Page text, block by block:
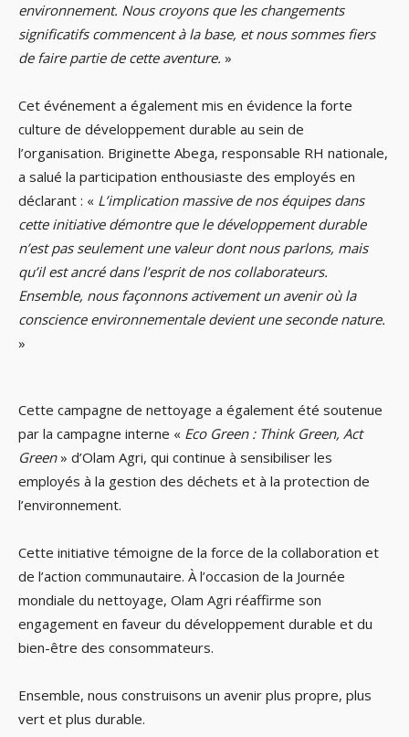
environnement. Nous croyons que les changements
significatifs commencent à la base, et nous sommes fiers
de faire partie de cette aventure. »
Cet événement a également mis en évidence la forte
culture de développement durable au sein de
l’organisation. Briginette Abega, responsable RH nationale,
a salué la participation enthousiaste des employés en
déclarant : « L’implication massive de nos équipes dans
cette initiative démontre que le développement durable
n’est pas seulement une valeur dont nous parlons, mais
qu’il est ancré dans l’esprit de nos collaborateurs.
Ensemble, nous façonnons activement un avenir où la
conscience environnementale devient une seconde nature.
»
Cette campagne de nettoyage a également été soutenue
par la campagne interne « Eco Green : Think Green, Act
Green» d’Olam Agri, qui continue à sensibiliser les
employés à la gestion des déchets et à la protection de
l’environnement.
Cette initiative témoigne de la force de la collaboration et
de l’action communautaire. À l’occasion de la Journée
mondiale du nettoyage, Olam Agri réaffirme son
engagement en faveur du développement durable et du
bien-être des consommateurs.
Ensemble, nous construisons un avenir plus propre, plus
vert et plus durable.